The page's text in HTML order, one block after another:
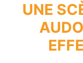
UNE